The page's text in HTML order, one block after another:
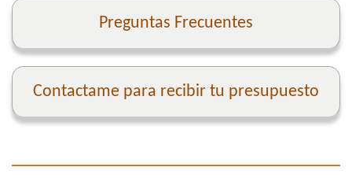
Preguntas Frecuentes
Contactame para recibir tu presupuesto